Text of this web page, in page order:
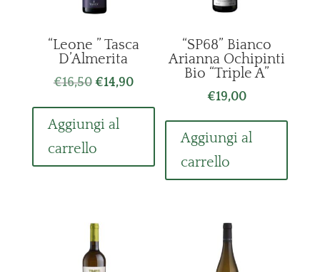
“Leone ” Tasca
D’Almerita
€16,50 Il
originale
€16,50.
€14,90Il
attuale
Aggiungi al
carrello
“SP68” Bianco
Arianna Ochipinti
Bio “Triple A”
€19,00
Aggiungi al
carrello